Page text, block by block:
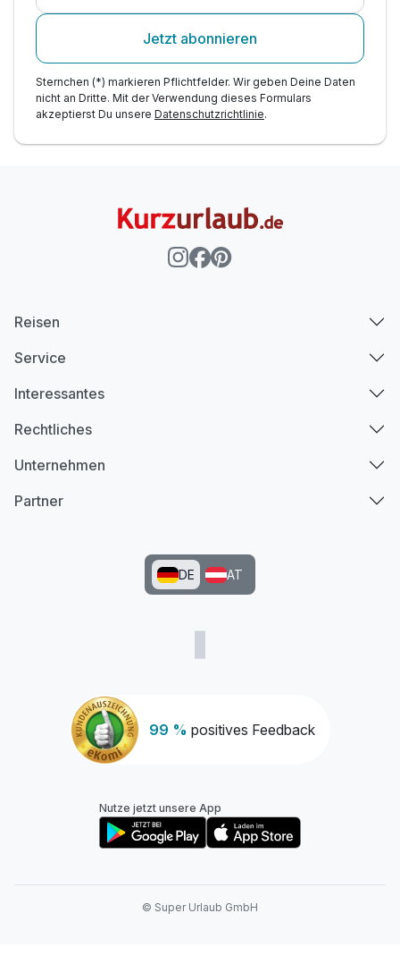
Jetzt abonnieren
Sternchen (*) markieren Pflichtfelder. Wir geben Deine Daten
nicht an Dritte. Mit der Verwendung dieses Formulars
akzeptierst Du unsere Datenschutzrichtlinie.
99 % positives Feedback
Reisen
Service
Interessantes
Rechtliches
Unternehmen
Partner
DE AT
Nutze jetzt unsere App
© Super Urlaub GmbH